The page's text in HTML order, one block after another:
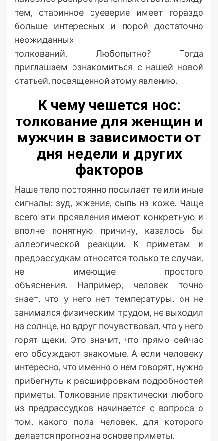
тем, старинное суеверие имеет гораздо
больше интересных и порой достаточно
неожиданных
толкований. Любопытно? Тогда
приглашаем ознакомиться с нашей новой
статьей, посвященной этому явлению.
К чему чешется нос:
толкование для женщин и
мужчин в зависимости от
дня недели и других
факторов
Наше тело постоянно посылает те или иные
сигналы: зуд, жжение, сыпь на коже. Чаще
всего эти проявления имеют конкретную и
вполне понятную причину, казалось бы
аллергической реакции. К приметам и
предрассудкам относятся только те случаи,
не имеющие простого
объяснения. Например, человек точно
знает, что у него нет температуры, он не
занимался физическим трудом, не выходил
на солнце, но вдруг почувствовал, что у него
горят щеки. Это значит, что прямо сейчас
его обсуждают знакомые. А если человеку
интересно, что именно о нем говорят, нужно
прибегнуть к расшифровкам подробностей
приметы. Толкование практически любого
из предрассудков начинается с вопроса о
том, какого пола человек, для которого
делается прогноз на основе приметы.